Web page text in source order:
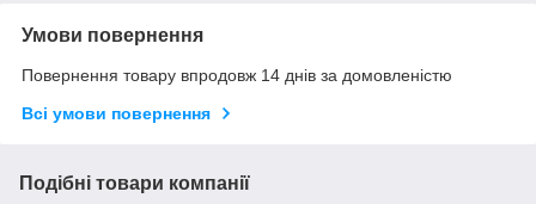
Умови повернення
Повернення товару впродовж 14 днів за домовленістю
Всі умови повернення
Подібні товари компанії